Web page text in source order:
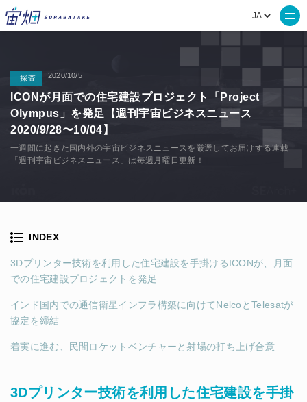
探査 2020/10/5
ICONが月面での住宅建設プロジェクト「Project
Olympus」を発足【週刊宇宙ビジネスニュース
2020/9/28〜10/04】
一週間に起きた国内外の宇宙ビジネスニュースを厳選してお届けする連載
「週刊宇宙ビジネスニュース」は毎週月曜日更新！
3Dプリンター技術を利用した住宅建設を手掛
INDEX
3Dプリンター技術を利用した住宅建設を手掛けるICONが、月面
での住宅建設プロジェクトを発足
インド国内での通信衛星インフラ構築に向けてNelcoとTelesatが
協定を締結
着実に進む、民間ロケットベンチャーと射場の打ち上げ合意